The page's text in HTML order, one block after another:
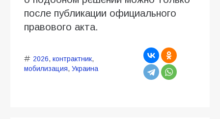
после публикации официального
правового акта.
2026, контрактник,
мобилизация, Украина